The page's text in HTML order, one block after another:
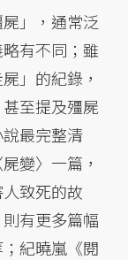
」，通常泛
有不同；雖
」的紀錄，
至提及殭屍
最完整清
變〉一篇，
致死的故
有更多篇幅
紀曉嵐《閱